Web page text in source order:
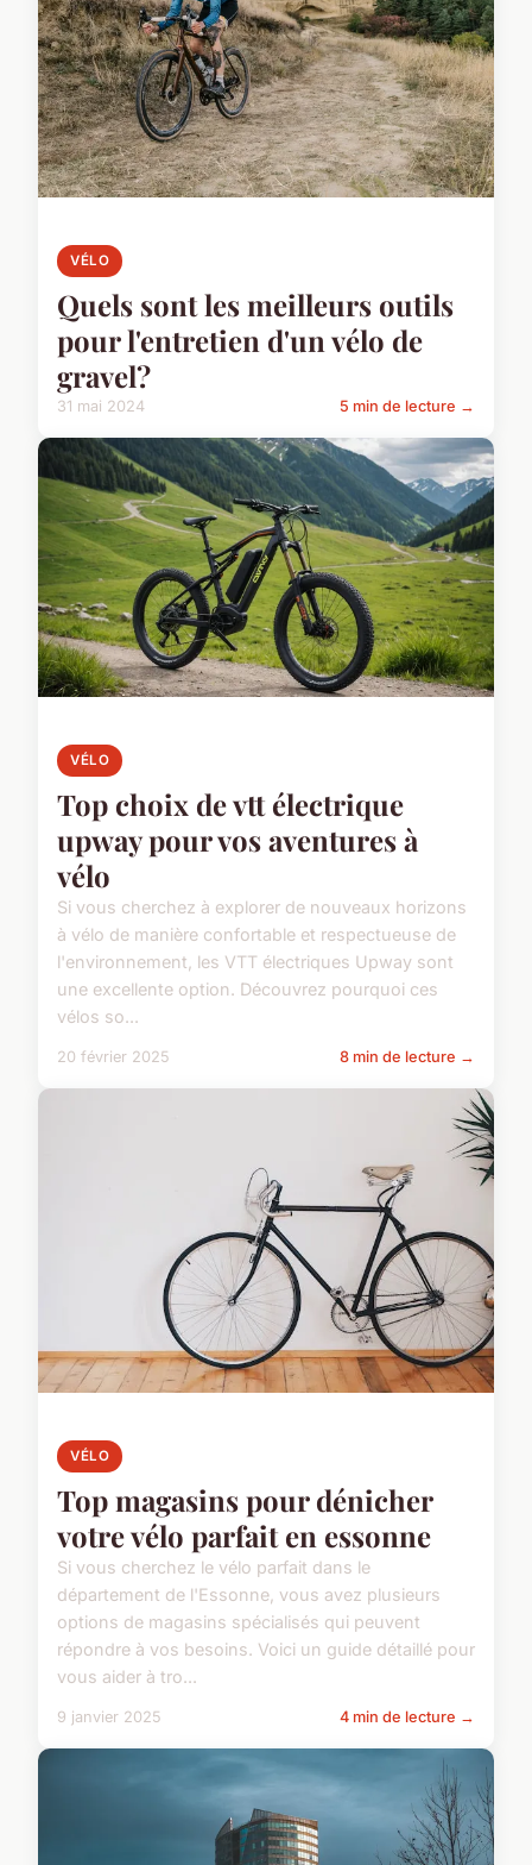
VÉLO
Quels sont les meilleurs outils
pour l'entretien d'un vélo de
gravel?
31 mai 2024 5 min de lecture →
VÉLO
Top choix de vtt électrique
upway pour vos aventures à
vélo
Si vous cherchez à explorer de nouveaux horizons
à vélo de manière confortable et respectueuse de
l'environnement, les VTT électriques Upway sont
une excellente option. Découvrez pourquoi ces
vélos so...
20 février 2025 8 min de lecture →
VÉLO
Top magasins pour dénicher
votre vélo parfait en essonne
Si vous cherchez le vélo parfait dans le
département de l'Essonne, vous avez plusieurs
options de magasins spécialisés qui peuvent
répondre à vos besoins. Voici un guide détaillé pour
vous aider à tro...
9 janvier 2025 4 min de lecture →